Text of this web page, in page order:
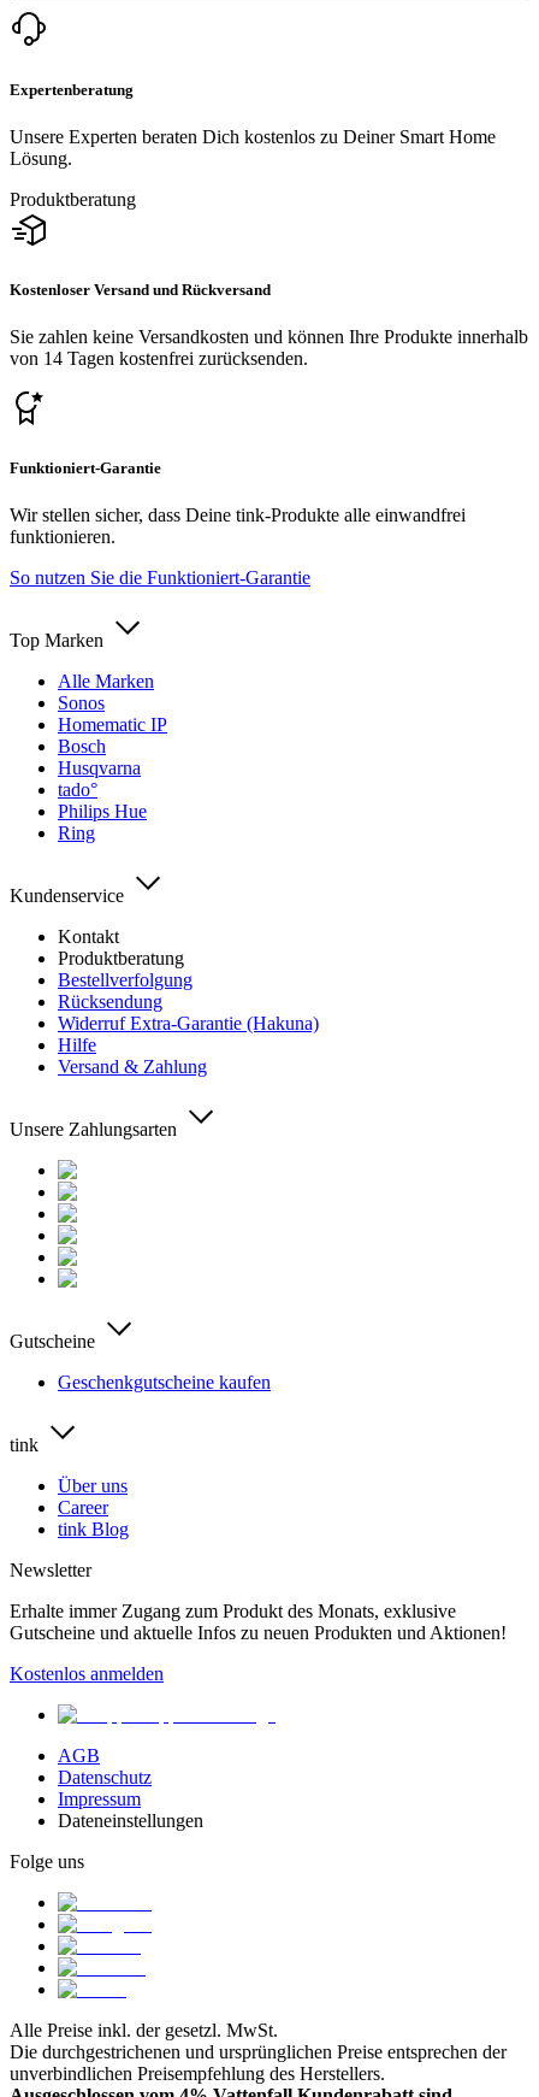
Expertenberatung
Unsere Experten beraten Dich kostenlos zu Deiner Smart Home
Lösung.
Produktberatung
Kostenloser Versand und Rückversand
Sie zahlen keine Versandkosten und können Ihre Produkte innerhalb
von 14 Tagen kostenfrei zurücksenden.
Funktioniert-Garantie
Wir stellen sicher, dass Deine tink-Produkte alle einwandfrei
funktionieren.
So nutzen Sie die Funktioniert-Garantie
Top Marken
Alle Marken
Sonos
Homematic IP
Bosch
Husqvarna
tado°
Philips Hue
Ring
Kundenservice
Kontakt
Produktberatung
Bestellverfolgung
Rücksendung
Widerruf Extra-Garantie (Hakuna)
Hilfe
Versand & Zahlung
Unsere Zahlungsarten
Gutscheine
Geschenkgutscheine kaufen
tink
Über uns
Career
tink Blog
Newsletter
Erhalte immer Zugang zum Produkt des Monats, exklusive
Gutscheine und aktuelle Infos zu neuen Produkten und Aktionen!
Kostenlos anmelden
AGB
Datenschutz
Impressum
Dateneinstellungen
Folge uns
Alle Preise inkl. der gesetzl. MwSt.
Die durchgestrichenen und ursprünglichen Preise entsprechen der
unverbindlichen Preisempfehlung des Herstellers.